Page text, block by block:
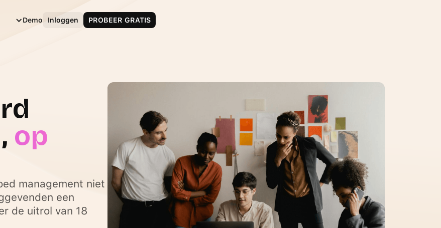
Nederlands
Demo Inloggen PROBEER GRATIS
op
management niet
een
de uitrol van 18